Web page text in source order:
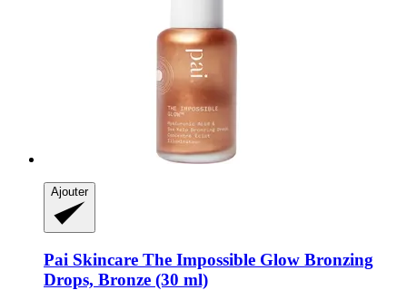
Ajouter
Pai Skincare The Impossible Glow Bronzing
Drops, Bronze (30 ml)